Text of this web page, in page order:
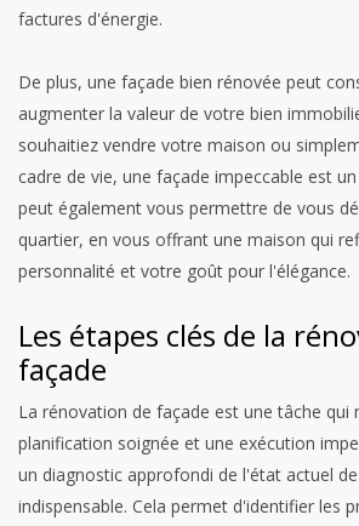
factures d'énergie.
De plus, une façade bien rénovée peut
augmenter la valeur de votre bien
souhaitiez vendre votre maison ou
cadre de vie, une façade impeccable est
peut également vous permettre de vous
quartier, en vous offrant une maison qui
personnalité et votre goût pour l'élégance.
Les étapes clés de la
façade
La rénovation de façade est une tâche qui
planification soignée et une exécution
un diagnostic approfondi de l'état actuel
indispensable. Cela permet d'identifier les